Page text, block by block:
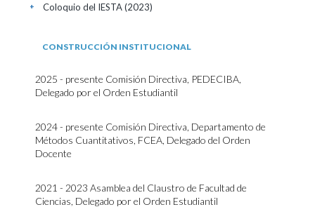
Coloquio del IESTA(2023)
+
CONSTRUCCIÓN INSTITUCIONAL
2025 - presente Comisión Directiva, PEDECIBA,
Delegado por el Orden Estudiantil
2024 - presente Comisión Directiva, Departamento de
Métodos Cuantitativos, FCEA, Delegado del Orden
Docente
2021 - 2023 Asamblea del Claustro de Facultad de
Ciencias, Delegado por el Orden Estudiantil